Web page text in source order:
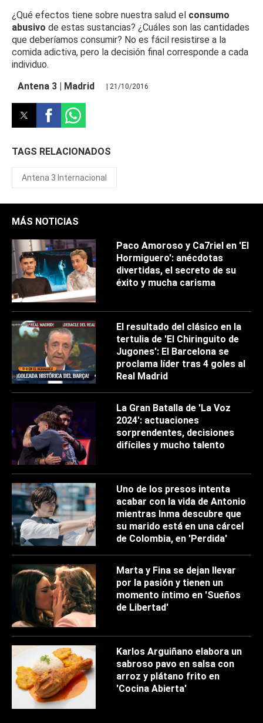
¿Qué efectos tiene sobre nuestra salud el consumo
abusivo de estas sustancias? ¿Cuáles son las cantidades
que deberíamos consumir? No es fácil resistirse a la
comida adictiva, pero la decisión final corresponde a cada
individuo.
Antena 3 | Madrid
| 21/10/2016
TAGS RELACIONADOS
Antena 3 Internacional
MÁS NOTICIAS
Paco Amoroso y Ca7riel en 'El
Hormiguero': anécdotas
divertidas, el secreto de su
éxito y mucha carisma
El resultado del clásico en la
tertulia de 'El Chiringuito de
Jugones': El Barcelona se
proclama líder tras 4 goles al
Real Madrid
La Gran Batalla de 'La Voz
2024': actuaciones
sorprendentes, decisiones
difíciles y mucho talento
Uno de los presos intenta
acabar con la vida de Antonio
mientras Inma descubre que
su marido está en una cárcel
de Colombia, en 'Perdida'
Marta y Fina se dejan llevar
por la pasión y tienen un
momento íntimo en 'Sueños
de Libertad'
Karlos Arguiñano elabora un
sabroso pavo en salsa con
arroz y plátano frito en
'Cocina Abierta'